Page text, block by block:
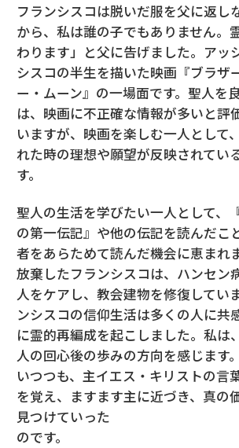
フランシスコは脱いだ服を父に返し
から、私は誰の子でもありません。
わります」と父に告げました。アッ
シスコの半生を描いた映画『ブラザ
ー・ムーン』の一場面です。聖人を
は、映画に不正確な情報が多いと評
いますが、映画を楽しむ一人として
れた時の理想や願望が反映されてい
す。
聖人の生活を学びたい一人として、
の第一伝記』や他の伝記を読んだこ
者をあらためて読んだ機会に恵まれ
放棄したフランシスコは、ハンセン
人をケアし、教会建物を修復してい
ンシスコの信仰生活は多くの人に共
に霊的再編成を起こしました。私は
人の回心後の歩みの方向を感じます
いつつも、主イエス・キリストの言
を覚え、ますます主に近づき、真の
見つけていった
のです。